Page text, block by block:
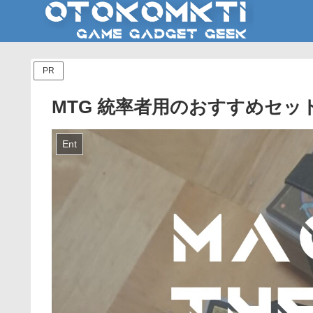
PR
MTG 統率者用のおすすめセッ
Ent